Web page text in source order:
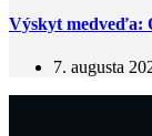
Výskyt medveďa:
7. augusta